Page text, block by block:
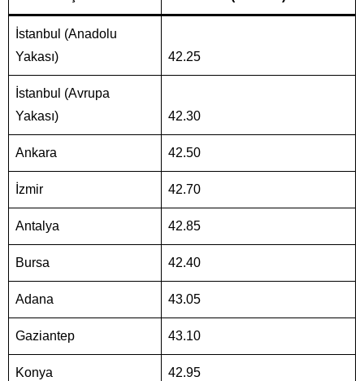
İstanbul (Anadolu
Yakası)
42.25
İstanbul (Avrupa
Yakası)
42.30
Ankara 42.50
İzmir 42.70
Antalya 42.85
Bursa 42.40
Adana 43.05
Gaziantep 43.10
Konya 42.95